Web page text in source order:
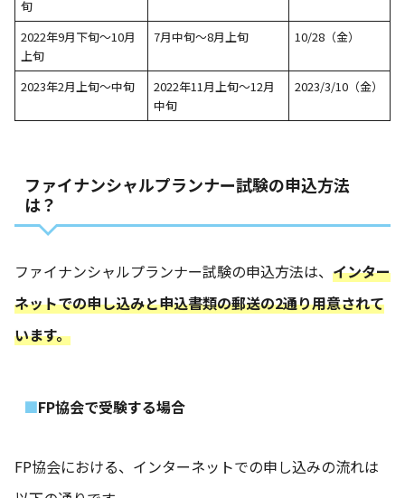
旬
2022年9月下旬～10月
上旬
7月中旬～8月上旬 10/28（金）
2023年2月上旬～中旬
2022年11月上旬～12月
中旬
2023/3/10（金）
ファイナンシャルプランナー試験の申込方法
は？
ファイナンシャルプランナー試験の申込方法は、 インター
ネットでの申し込みと申込書類の郵送の2通り用意されて
います。
FP協会で受験する場合
FP協会における、インターネットでの申し込みの流れは